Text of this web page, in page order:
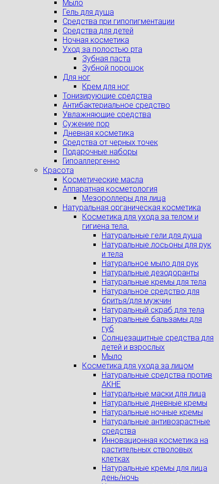
Мыло
Гель для душа
Средства при гипопигментации
Средства для детей
Ночная косметика
Уход за полостью рта
Зубная паста
Зубной порошок
Для ног
Крем для ног
Тонизирующие средства
Антибактериальное средство
Увлажняющие средства
Сужение пор
Дневная косметика
Средства от черных точек
Подарочные наборы
Гипоаллергенно
Красота
Косметические масла
Аппаратная косметология
Мезороллеры для лица
Натуральная органическая косметика
Косметика для ухода за телом и
гигиена тела.
Натуральные гели для душа
Натуральные лосьоны для рук
и тела
Натуральное мыло для рук
Натуральные дезодоранты
Натуральные кремы для тела
Натуральное средство для
бритья/для мужчин
Натуральный скраб для тела
Натуральные бальзамы для
губ
Солнцезащитные средства для
детей и взрослых
Мыло
Косметика для ухода за лицом
Натуральные средства против
АКНЕ
Натуральные маски для лица
Натуральные дневные кремы
Натуральные ночные кремы
Натуральные антивозрастные
средства
Инновационная косметика на
растительных стволовых
клетках
Натуральные кремы для лица
день/ночь